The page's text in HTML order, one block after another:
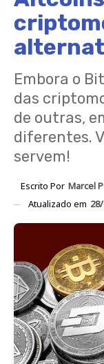
Embora o
das
de outras,
diferentes.
servem!
Escrito Por Marcel
Atualizado em